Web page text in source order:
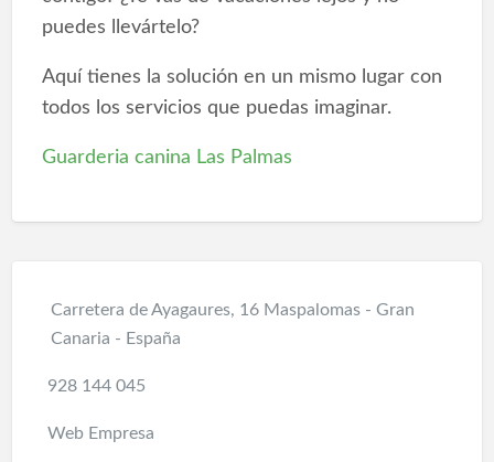
puedes llevártelo?
Aquí tienes la solución en un mismo lugar con
todos los servicios que puedas imaginar.
Guarderia canina Las Palmas
Carretera de Ayagaures, 16 Maspalomas - Gran
Canaria - España
928 144 045
Web Empresa